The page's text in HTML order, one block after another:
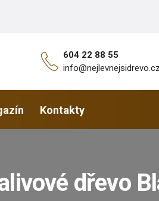
604 22 88 55
info@nejlevnejsidrevo.cz
Kontakty
dřevo